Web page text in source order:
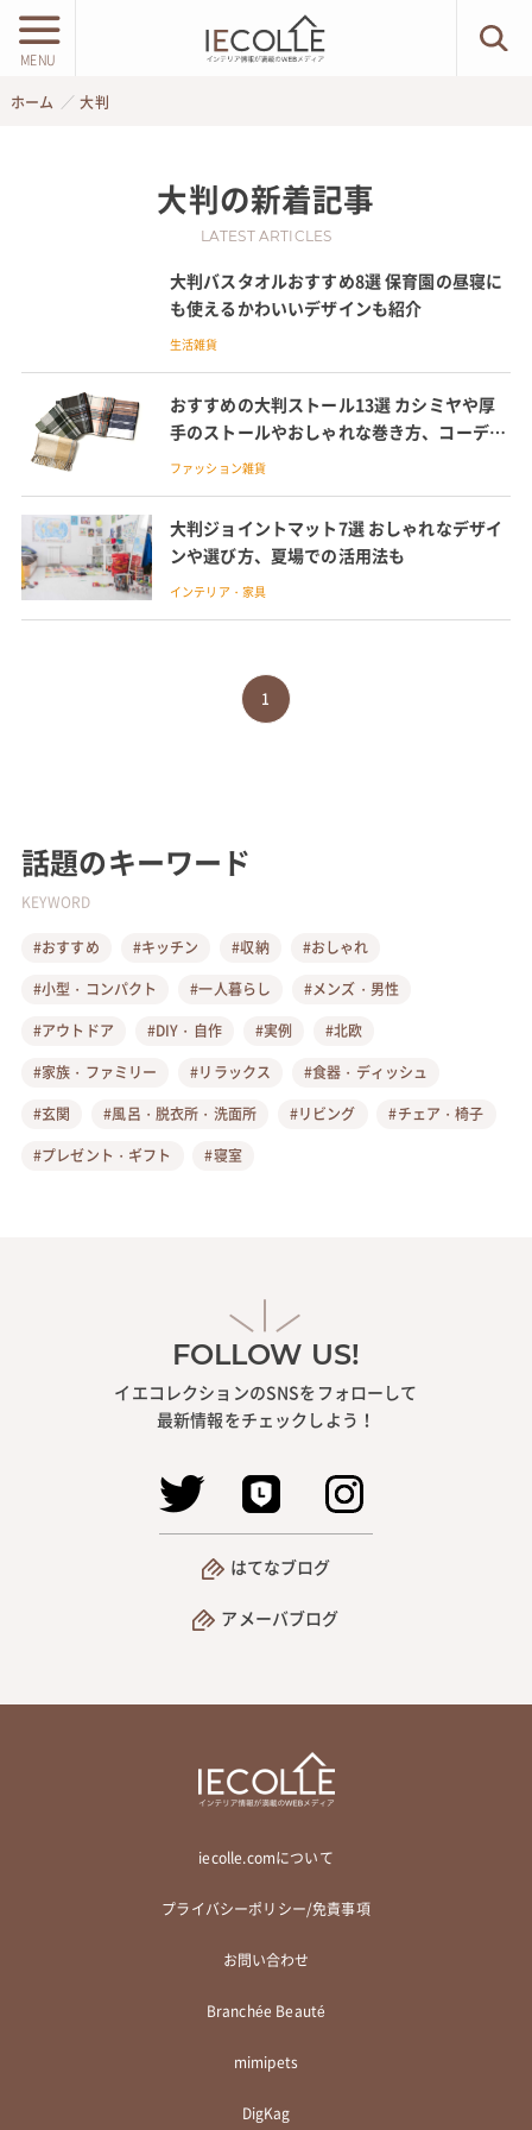
MENU
ホーム 大判
大判の新着記事
LATEST ARTICLES
大判バスタオルおすすめ8選 保育園の昼寝に
も使えるかわいいデザインも紹介
生活雑貨
おすすめの大判ストール13選 カシミヤや厚
手のストールやおしゃれな巻き方、コーデも
紹介
ファッション雑貨
大判ジョイントマット7選 おしゃれなデザイ
ンや選び方、夏場での活用法も
インテリア・家具
1
話題のキーワード
KEYWORD
#おすすめ #キッチン #収納
#おしゃれ
#小型・コンパクト
#一人暮らし
#メンズ・男性
#アウトドア
#DIY・自作 #実例
#北欧
#家族・ファミリー
#リラックス
#食器・ディッシュ
#玄関
#風呂・脱衣所・洗面所 #リビング
#チェア・椅子
#プレゼント・ギフト
#寝室
FOLLOW US!
イエコレクションのSNSをフォローして
最新情報をチェックしよう！
はてなブログ
アメーバブログ
iecolle.comについて
プライバシーポリシー/免責事項
お問い合わせ
Branchée Beauté
mimipets
DigKag